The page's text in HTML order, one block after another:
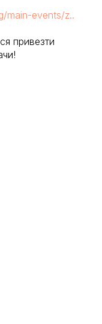
main-events/z..
привезти